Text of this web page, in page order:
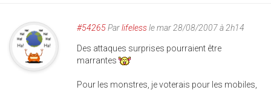
#54265Parlifelessle mar 28/08/2007 à 2h14
Des attaques surprises pourraient être
marrantes
Pour les monstres, je voterais pour les mobiles,